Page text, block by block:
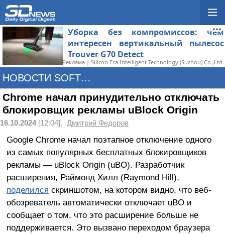
Уборка без компромиссов: чем
интересен вертикальный пылесос
Trouver G70 Detect
Реклама | Silicon Era Intelligent Technology (Suzhou) Co.,Ltd.
НОВОСТИ SOFTWARE
Chrome начал принудительно отключать
блокировщик рекламы uBlock Origin
16.10.2024[12:04], Дмитрий Федоров
Google Chrome начал поэтапное отключение одного
из самых популярных бесплатных блокировщиков
рекламы — uBlock Origin (uBO). Разработчик
расширения, Раймонд Хилл (Raymond Hill),
поделился скриншотом, на котором видно, что веб-
обозреватель автоматически отключает uBO и
сообщает о том, что это расширение больше не
поддерживается. Это вызвано переходом браузера